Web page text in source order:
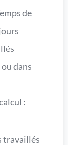
de
dans
:
travaillés